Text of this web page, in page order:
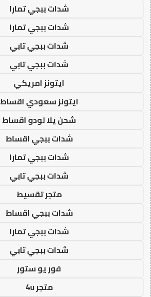
شدات ببجي تمارا
شدات ببجي تمارا
شدات ببجي تابي
شدات ببجي تابي
ايتونز امريكي
ايتونز سعودي اقساط
شحن يلا لودو اقساط
شدات ببجي اقساط
شدات ببجي تمارا
شدات ببجي تابي
متجر تقسيط
شدات ببجي اقساط
شدات ببجي تمارا
شدات ببجي تابي
فور يو ستور
متجر 4u